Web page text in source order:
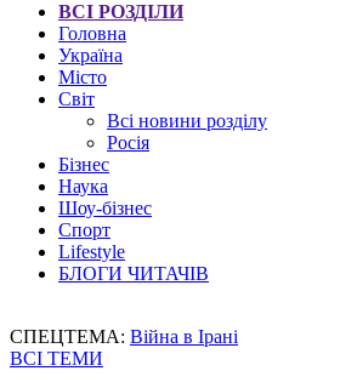
ВСІ РОЗДІЛИ
Головна
Україна
Місто
Світ
Всі новини розділу
Росія
Бізнес
Наука
Шоу-бізнес
Спорт
Lifestyle
БЛОГИ ЧИТАЧІВ
СПЕЦТЕМА: Війна в Ірані
ВСІ ТЕМИ